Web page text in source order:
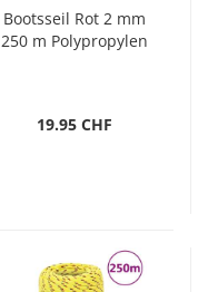
Bootsseil Rot 2 mm
250 m Polypropylen
19.95 CHF